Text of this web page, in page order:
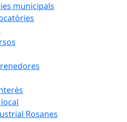
municipals
Rosanes